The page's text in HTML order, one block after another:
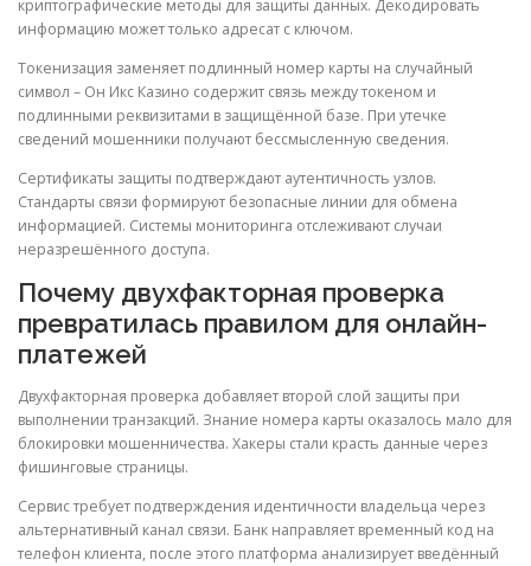
криптографические методы для защиты данных. Декодировать
информацию может только адресат с ключом.
Токенизация заменяет подлинный номер карты на случайный
символ – Он Икс Казино содержит связь между токеном и
подлинными реквизитами в защищённой базе. При утечке
сведений мошенники получают бессмысленную сведения.
Сертификаты защиты подтверждают аутентичность узлов.
Стандарты связи формируют безопасные линии для обмена
информацией. Системы мониторинга отслеживают случаи
неразрешённого доступа.
Почему двухфакторная проверка
превратилась правилом для онлайн-
платежей
Двухфакторная проверка добавляет второй слой защиты при
выполнении транзакций. Знание номера карты оказалось мало для
блокировки мошенничества. Хакеры стали красть данные через
фишинговые страницы.
Сервис требует подтверждения идентичности владельца через
альтернативный канал связи. Банк направляет временный код на
телефон клиента, после этого платформа анализирует введённый